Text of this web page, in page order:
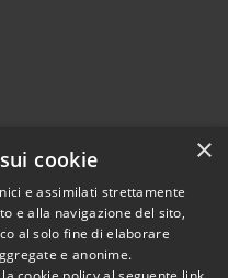
Copyright © 2026 • Comune di
Cerreto d'Esi • Powered by
Municipium•Accesso
×
cookie
e assimilati strettamente
e alla navigazione del sito,
al solo fine di elaborare
e anonime.